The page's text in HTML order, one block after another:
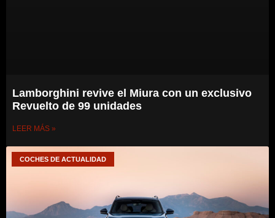
Lamborghini revive el Miura con un exclusivo
Revuelto de 99 unidades
LEER MÁS »
COCHES DE ACTUALIDAD